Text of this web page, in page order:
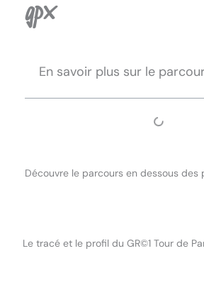
gpx
En savoir plus sur le
Découvre le parcours en dessous des
Le tracé et le profil du GR©1 Tour de